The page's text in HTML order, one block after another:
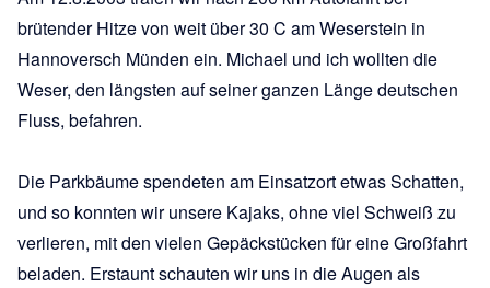
brütender Hitze von weit über 30 C am Weserstein in
Hannoversch Münden ein. Michael und ich wollten die
Weser, den längsten auf seiner ganzen Länge deutschen
Fluss, befahren.
Die Parkbäume spendeten am Einsatzort etwas Schatten,
und so konnten wir unsere Kajaks, ohne viel Schweiß zu
verlieren, mit den vielen Gepäckstücken für eine Großfahrt
beladen. Erstaunt schauten wir uns in die Augen als